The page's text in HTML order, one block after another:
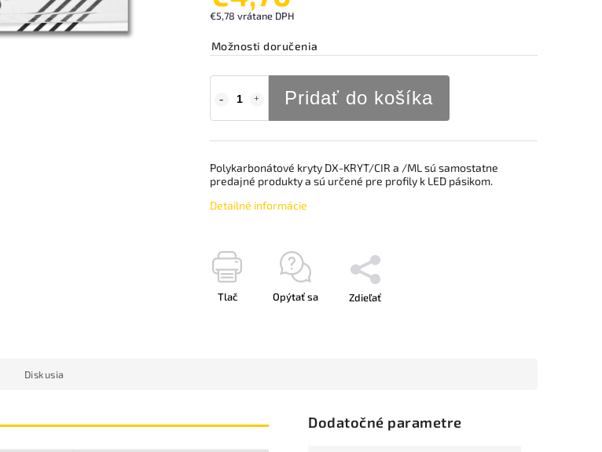
€5,78 vrátane DPH
Možnosti doručenia
Pridať do košíka
Polykarbonátové kryty DX-KRYT/CIR a /ML sú samostatne
predajné produkty a sú určené pre profily k LED pásikom.
Detailné informácie
Tlač Opýtať sa Zdieľať
Diskusia
Dodatočné parametre